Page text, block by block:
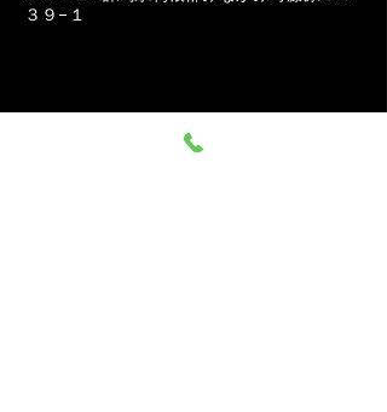
３９−１
このイベントをシェア